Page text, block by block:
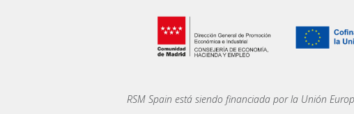
RSM Spain está siendo financiada por la Unión